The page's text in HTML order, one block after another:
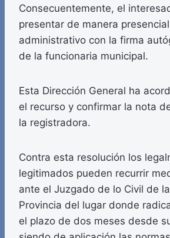
Consecuentemente, el
presentar de manera
administrativo con la firma
de la funcionaria municipal.
Esta Dirección General ha
el recurso y confirmar la nota
la registradora.
Contra esta resolución los
legitimados pueden recurrir
ante el Juzgado de lo Civil de
Provincia del lugar donde
el plazo de dos meses desde